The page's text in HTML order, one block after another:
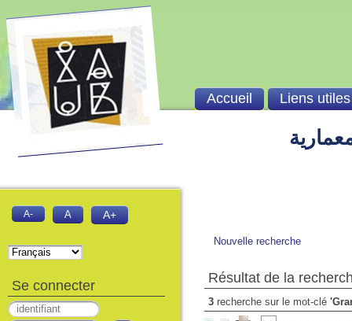
Nouvelle recherche
Résultat de la
3 recherche sur le mot-clé
Accueil Liens utiles
A- A A+
Se connecter